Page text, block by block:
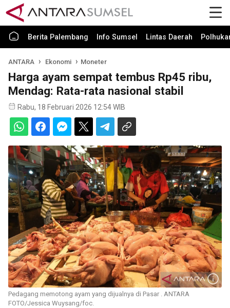
Berita Palembang Info Sumsel Lintas Daerah
ANTARA Ekonomi Moneter
Harga ayam sempat tembus Rp45 ribu,
Mendag: Rata-rata nasional stabil
Rabu, 18 Februari 2026 12:54 WIB
Pedagang memotong ayam yang dijualnya di Pasar . ANTARA
FOTO/Jessica Wuysang/foc.